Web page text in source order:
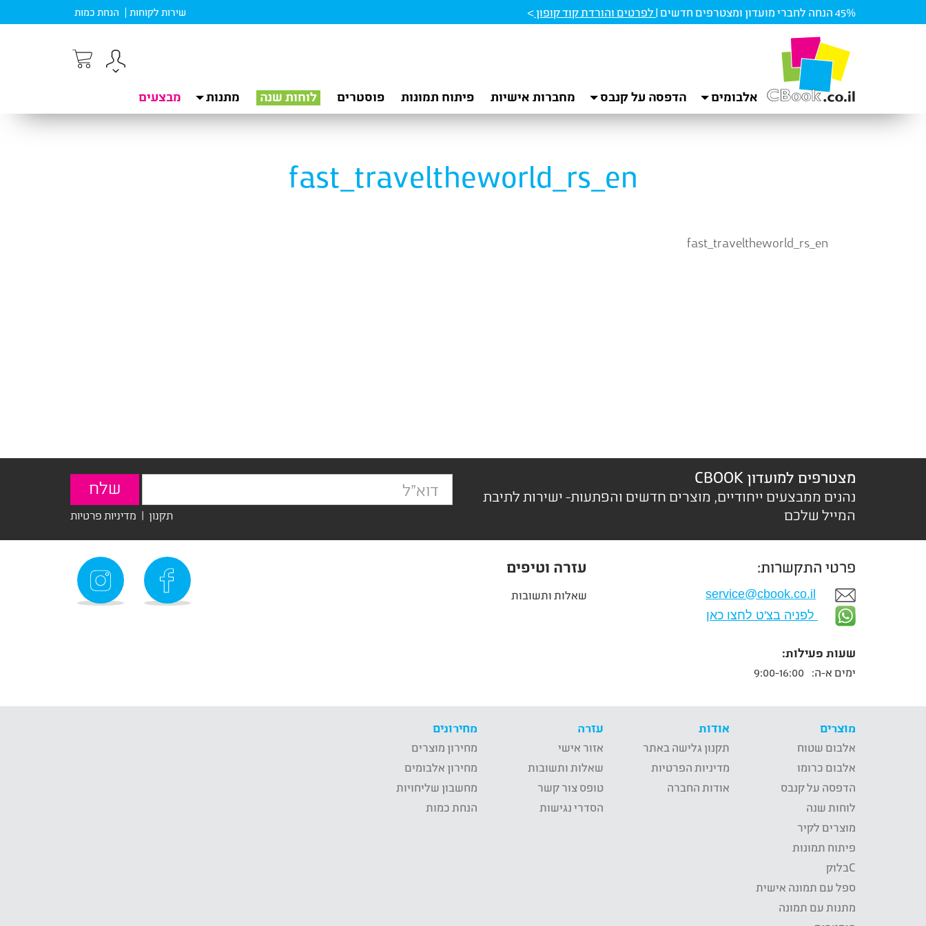
45% הנחה לחברי מועדון ומצטרפים חדשים | לפרטים והורדת קוד קופון> שירות לקוחות הנחת כמות
אלבומים הדפסה על קנבס מחברות אישיות פיתוח תמונות פוסטרים לוחות שנה מתנות מבצעים
fast_traveltheworld_rs_en
fast_traveltheworld_rs_en
מצטרפים למועדון CBOOK
נהנים ממבצעים ייחודיים, מוצרים חדשים והפתעות- ישירות לתיבת
המייל שלכם
תקנון | מדיניות פרטיות
פרטי התקשרות:
service@cbook.co.il
לפניה בצ'ט לחצו כאן
שעות פעילות:
ימים א-ה:
עזרה וטיפים
שאלות ותשובות
מוצרים
אלבום שטוח
אלבום כרומו
הדפסה על קנבס
לוחות שנה
מוצרים לקיר
פיתוח תמונות
Cבלוק
ספל עם תמונה אישית
מתנות עם תמונה
אודות
תקנון גלישה באתר
מדיניות הפרטיות
אודות החברה
עזרה
אזור אישי
שאלות ותשובות
טופס צור קשר
הסדרי נגישות
מחירונים
מחירון מוצרים
מחירון אלבומים
מחשבון שליחויות
הנחת כמות